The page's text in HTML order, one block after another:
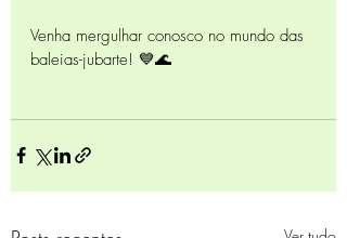
Venha mergulhar conosco no mundo das
baleias-jubarte! 💙🌊